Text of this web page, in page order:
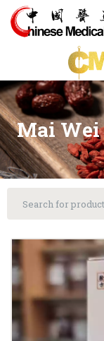
Mai Wei